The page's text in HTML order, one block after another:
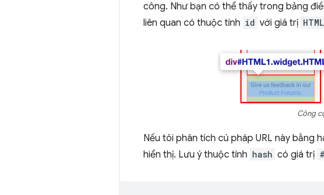
công. Như bạn có thể thấy trong bảng
liên quan có thuộc tính id với giá trị
Công
Nếu tôi phân tích cú pháp URL này bằng
hiển thị. Lưu ý thuộc tính hash có giá trị